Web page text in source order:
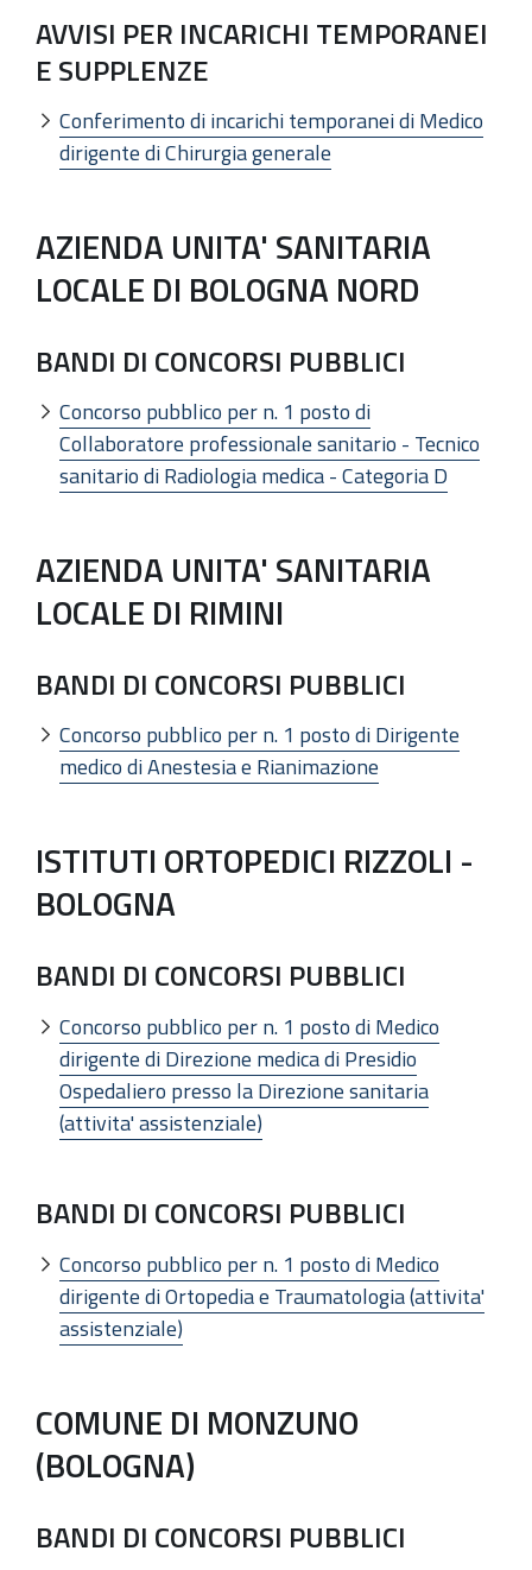
AVVISI PER INCARICHI TEMPORANEI
E SUPPLENZE
Conferimento di incarichi temporanei di Medico
dirigente di Chirurgia generale
AZIENDA UNITA' SANITARIA
LOCALE DI BOLOGNA NORD
BANDI DI CONCORSI PUBBLICI
Concorso pubblico per n. 1 posto di
Collaboratore professionale sanitario - Tecnico
sanitario di Radiologia medica - Categoria D
AZIENDA UNITA' SANITARIA
LOCALE DI RIMINI
BANDI DI CONCORSI PUBBLICI
Concorso pubblico per n. 1 posto di Dirigente
medico di Anestesia e Rianimazione
ISTITUTI ORTOPEDICI RIZZOLI -
BOLOGNA
BANDI DI CONCORSI PUBBLICI
Concorso pubblico per n. 1 posto di Medico
dirigente di Direzione medica di Presidio
Ospedaliero presso la Direzione sanitaria
(attivita' assistenziale)
BANDI DI CONCORSI PUBBLICI
Concorso pubblico per n. 1 posto di Medico
dirigente di Ortopedia e Traumatologia (attivita'
assistenziale)
COMUNE DI MONZUNO
(BOLOGNA)
BANDI DI CONCORSI PUBBLICI